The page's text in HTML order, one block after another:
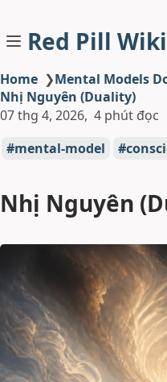
Red Pill Wiki
Home ❯Mental Models
Nhị Nguyên (Duality)
07 thg 4, 2026 4 phút đọc
mental-model
Nhị Nguyên